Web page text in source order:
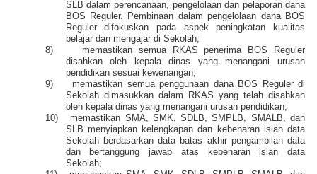
SLB dalam perencanaan, pengelolaan dan pelaporan dana
BOS Reguler. Pembinaan dalam pengelolaan dana BOS
Reguler difokuskan pada aspek peningkatan kualitas
belajar dan mengajar di Sekolah;
8)
memastikan semua RKAS penerima BOS Reguler
disahkan oleh kepala dinas yang menangani urusan
pendidikan sesuai kewenangan;
9)
memastikan semua penggunaan dana BOS Reguler di
Sekolah dimasukkan dalam RKAS yang telah disahkan
oleh kepala dinas yang menangani urusan pendidikan;
10)
memastikan SMA, SMK, SDLB, SMPLB, SMALB, dan
SLB menyiapkan kelengkapan dan kebenaran isian data
Sekolah berdasarkan data batas akhir pengambilan data
dan bertanggung jawab atas kebenaran isian data
Sekolah;